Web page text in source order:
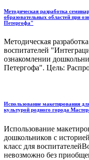
Методическая разработка
образовательных областей при
Петергофа"
Методическая
воспитателей
ознакомлении
Петергофа". Цель:
Использование макетирования
культурой родного города
Использование
дошкольников с
класс для
невозможно без